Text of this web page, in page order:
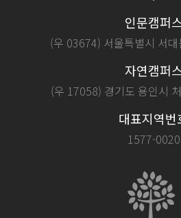
인문캠퍼
(우 03674) 서울특별시 서
자연캠퍼
(우 17058) 경기도 용인시
대표지역번
1577-0020